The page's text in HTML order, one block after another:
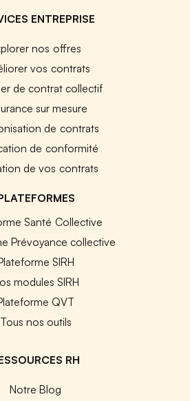
ENTREPRISE
nos offres
vos contrats
de contrat collectif
sur mesure
de contrats
de conformité
de vos contrats
Santé Collective
Prévoyance collective
SIRH
modules SIRH
QVT
Tous nos outils
RH
Notre Blog